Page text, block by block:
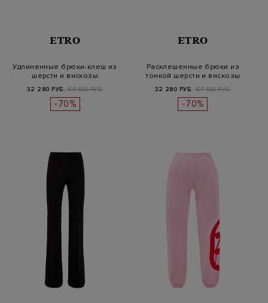
ETRO
Удлиненные брюки-клеш из
шерсти и вискозы
32 280 РУБ. 107 600 РУБ.
-70%
ETRO
Расклешенные брюки из
тонкой шерсти и вискозы
32 280 РУБ. 107 600 РУБ.
-70%